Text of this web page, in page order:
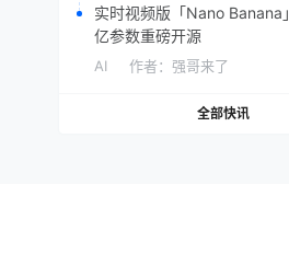
实时视频版「Nano Banana
亿参数重磅开源
AI 作者： 强哥来了
全部快讯